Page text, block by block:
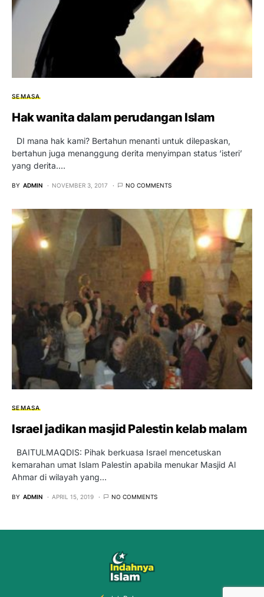
SEMASA
Hak wanita dalam perudangan Islam
DI mana hak kami? Bertahun menanti untuk dilepaskan,
bertahun juga menanggung derita menyimpan status ‘isteri’
yang derita.…
BY ADMIN NOVEMBER 3, 2017 NO COMMENTS
SEMASA
Israel jadikan masjid Palestin kelab malam
BAITULMAQDIS: Pihak berkuasa Israel mencetuskan
kemarahan umat Islam Palestin apabila menukar Masjid Al
Ahmar di wilayah yang…
BY ADMIN APRIL 15, 2019 NO COMMENTS